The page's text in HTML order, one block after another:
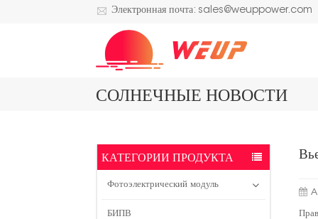
Электронная почта: sales@weuppower.com
СОЛНЕЧНЫЕ НОВОСТИ
КАТЕГОРИИ ПРОДУКТА
Фотоэлектрический модуль
БИПВ